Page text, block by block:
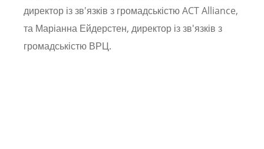
директор із зв'язків з громадськістю ACT Alliance,
та Маріанна Ейдерстен, директор із зв'язків з
громадськістю ВРЦ.